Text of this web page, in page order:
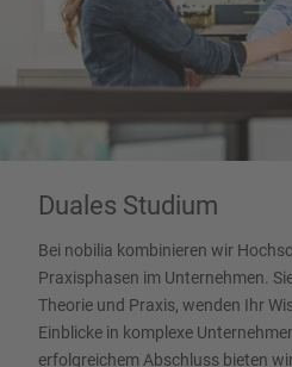
Duales Studium
Bei nobilia kombinieren wir
Praxisphasen im Unternehmen.
Theorie und Praxis, wenden Ihr
Einblicke in komplexe
erfolgreichem Abschluss bieten